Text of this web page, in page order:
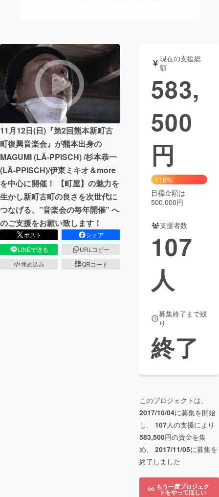
11月12日(日)『第2回熊本新町古
町復興音楽会』が熊本出身の
MAGUMI (LÄ-PPISCH) /杉本恭一
(LÄ-PPISCH)/伊東ミキオ＆more
を中心に開催！ 【町屋】の魅力を
生かし新町古町の良さを次世代に
つなげる、”音楽会の毎年開催” へ
のご支援をお願い致します！
ポスト
シェア
LINEで送る
URLコピー
埋め込み
QRコード
現在の支援総
額
583,
500
円
116%
目標金額は
500,000円
支援者数
107
人
募集終了まで残
り
終了
このプロジェクトは、
2017/10/04に募集を開始
し、 107人の支援により
583,500円の資金を集
め、 2017/11/05に募集を
終了しました
もう一度プロジェク
トをやってほしい